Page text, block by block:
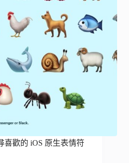
喜歡的 iOS 原生表情符